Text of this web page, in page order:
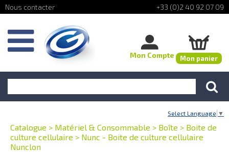
+33 (0)2 40 92 07 09
Mon Compte Mon panier
Select Language ▼
Catalogue > Matériel & Consommable > Boîte > Boite de
culture cellulaire > Nunc - Boite de culture cellulaire
Nunclon